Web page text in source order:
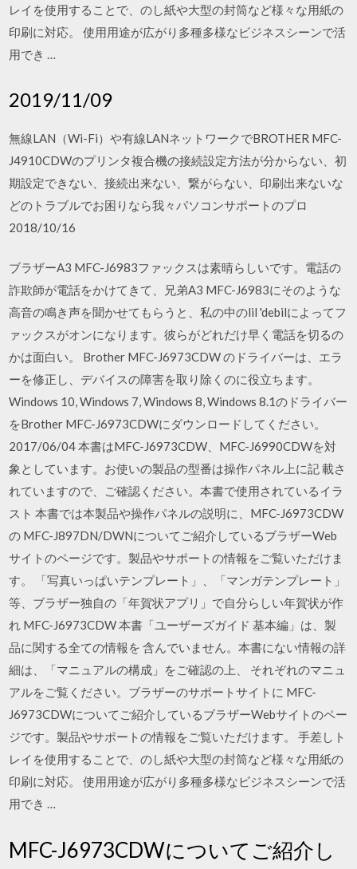
レイを使用することで、のし紙や大型の封筒など様々な用紙の
印刷に対応。 使用用途が広がり多種多様なビジネスシーンで活
用でき …
2019/11/09
無線LAN（Wi-Fi）や有線LANネットワークでBROTHER MFC-
J4910CDWのプリンタ複合機の接続設定方法が分からない、初
期設定できない、接続出来ない、繋がらない、印刷出来ないな
どのトラブルでお困りなら我々パソコンサポートのプロ
2018/10/16
ブラザーA3 MFC-J6983ファックスは素晴らしいです。電話の
詐欺師が電話をかけてきて、兄弟A3 MFC-J6983にそのような
高音の鳴き声を聞かせてもらうと、私の中のlil 'debilによってフ
ァックスがオンになります。彼らがどれだけ早く電話を切るの
かは面白い。 Brother MFC-J6973CDW のドライバーは、エラ
ーを修正し、デバイスの障害を取り除くのに役立ちます。
Windows 10, Windows 7, Windows 8, Windows 8.1のドライバー
をBrother MFC-J6973CDWにダウンロードしてください。
2017/06/04 本書はMFC-J6973CDW、MFC-J6990CDWを対
象としています。お使いの製品の型番は操作パネル上に記 載さ
れていますので、ご確認ください。本書で使用されているイラ
スト 本書では本製品や操作パネルの説明に、MFC-J6973CDW
の MFC-J897DN/DWNについてご紹介しているブラザーWeb
サイトのページです。製品やサポートの情報をご覧いただけま
す。 「写真いっぱいテンプレート」、「マンガテンプレート」
等、ブラザー独自の「年賀状アプリ」で自分らしい年賀状が作
れ MFC-J6973CDW 本書「ユーザーズガイド 基本編」は、製
品に関する全ての情報を 含んでいません。本書にない情報の詳
細は、「マニュアルの構成」をご確認の上、 それぞれのマニュ
アルをご覧ください。ブラザーのサポートサイトに MFC-
J6973CDWについてご紹介しているブラザーWebサイトのペー
ジです。製品やサポートの情報をご覧いただけます。 手差しト
レイを使用することで、のし紙や大型の封筒など様々な用紙の
印刷に対応。 使用用途が広がり多種多様なビジネスシーンで活
用でき …
MFC-J6973CDWについてご紹介し